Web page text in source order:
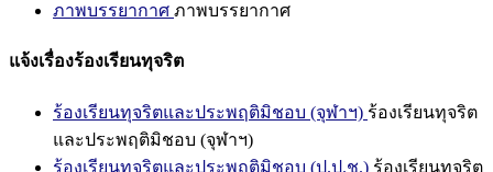
ภาพบรรยากาศ ภาพบรรยากาศ
แจ้งเรื่องร้องเรียนทุจริต
ร้องเรียนทุจริตและประพฤติมิชอบ (จุฬาฯ) ร้องเรียนทุจริต
และประพฤติมิชอบ (จุฬาฯ)
ร้องเรียนทุจริตและประพฤติมิชอบ (ป.ป.ช.) ร้องเรียนทุจริต